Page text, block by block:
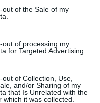
out of the Sale of my
out of processing my
for Targeted Advertising.
of Collection, Use,
and/or Sharing of my
that Is Unrelated with the
which it was collected.
teljes cikkarchívum
BÉT elmúlt 2 év napon
Előfizetés
VAGY?BEJELENTKEZÉS